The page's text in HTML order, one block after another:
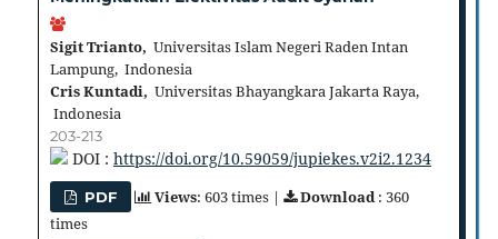
Sigit Trianto, Universitas Islam Negeri Raden Intan
Lampung, Indonesia
Cris Kuntadi, Universitas Bhayangkara Jakarta Raya,
Indonesia
203-213
DOI : https://doi.org/10.59059/jupiekes.v2i2.1234
PDF Views: 603 times | Download: 360
times